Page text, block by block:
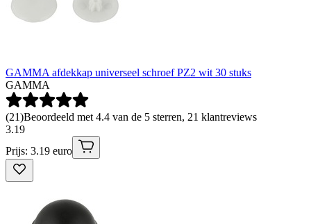
GAMMA afdekkap universeel schroef PZ2 wit 30 stuks
GAMMA
(21)Beoordeeld met 4.4 van de 5 sterren, 21 klantreviews
3.19
Prijs: 3.19 euro